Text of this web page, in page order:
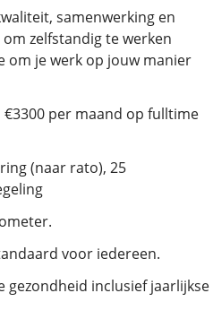
samenwerking en
zelfstandig te werken
om je werk op jouw manier
€3300 per maand op fulltime
(naar rato), 25
voor iedereen.
gezondheid inclusief jaarlijkse